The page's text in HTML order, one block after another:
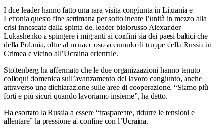
I due leader hanno fatto una rara visita congiunta in Lituania e
Lettonia questo fine settimana per sottolineare l’unità in mezzo alla
crisi innescata dalla spinta del leader bielorusso Alexander
Lukashenko a spingere i migranti ai confini sia dei paesi baltici che
della Polonia, oltre al minaccioso accumulo di truppe della Russia in
Crimea e vicino all’Ucraina orientale.
Stoltenberg ha affermato che le due organizzazioni hanno tenuto
colloqui domenica sull’avanzamento del lavoro congiunto, anche
attraverso una dichiarazione sulle aree di cooperazione. “Siamo più
forti e più sicuri quando lavoriamo insieme”, ha detto.
Ha esortato la Russia a essere “trasparente, ridurre le tensioni e
allentare” la pressione al confine con l’Ucraina.